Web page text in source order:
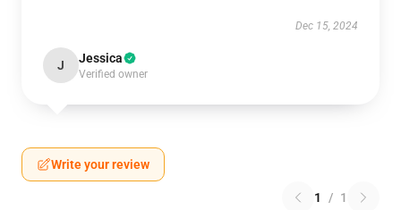
Dec 15, 2024
J Jessica
Verified owner
Write your review
1 / 1